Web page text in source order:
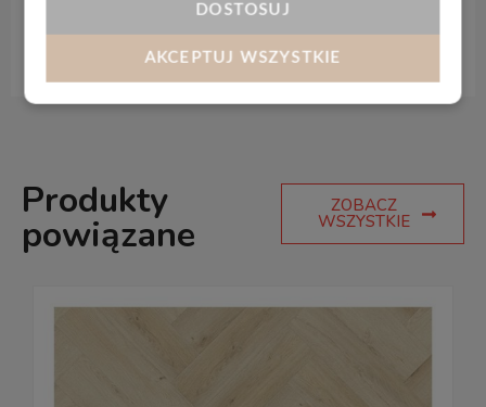
Specyfikacja techniczna
Produkty
powiązane
ZOBACZ
WSZYSTKIE
DOSTOSUJ
AKCEPTUJ WSZYSTKIE